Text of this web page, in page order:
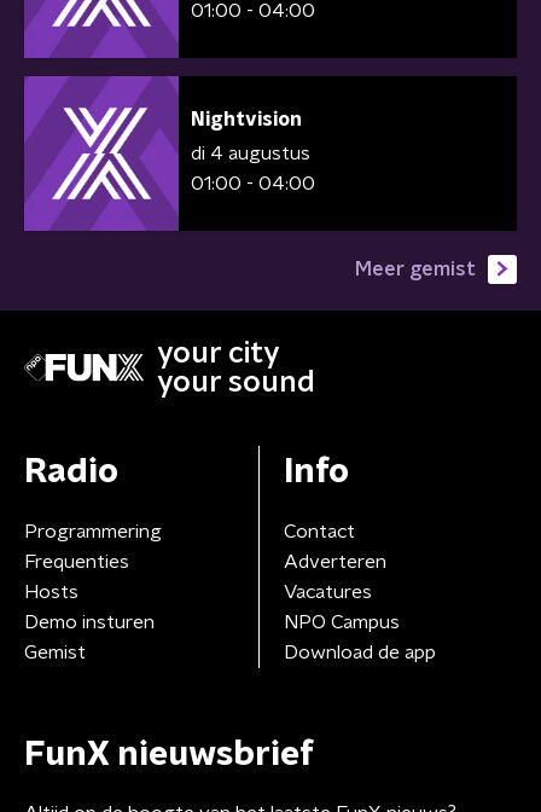
01:00 - 04:00
Nightvision
di 4 augustus
01:00 - 04:00
Meer gemist
your city
your sound
Radio
Programmering
Frequenties
Hosts
Demo insturen
Gemist
Info
Contact
Adverteren
Vacatures
NPO Campus
Download de app
FunX nieuwsbrief